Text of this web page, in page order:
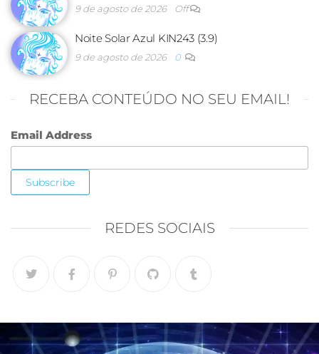
9 de agosto de 2026 Off
Noite Solar Azul KIN243 (3.9)
9 de agosto de 2026 0
RECEBA CONTEÚDO NO SEU EMAIL!
Email Address
REDES SOCIAIS